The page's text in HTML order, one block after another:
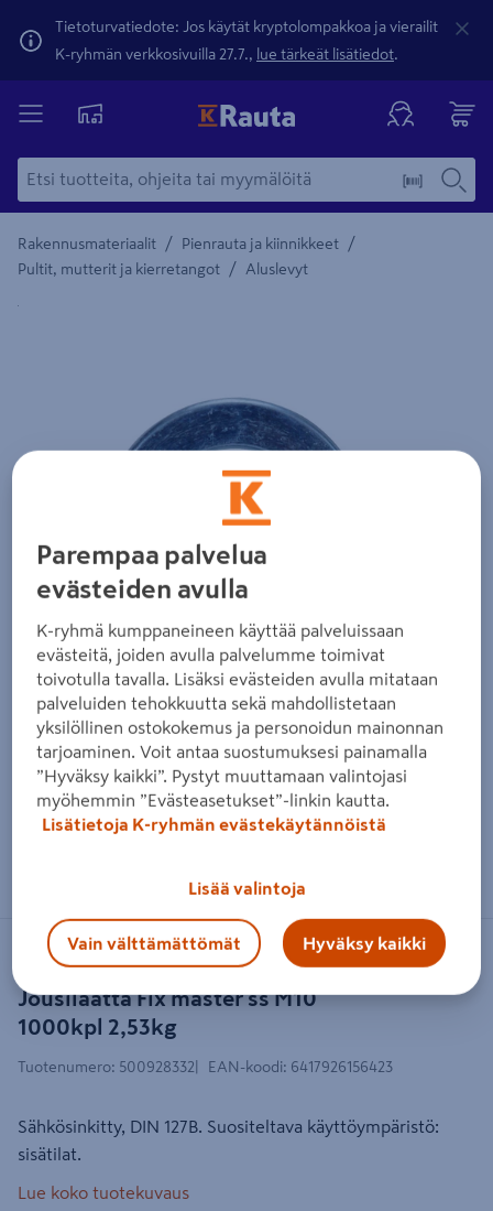
Tietoturvatiedote: Jos käytät kryptolompakkoa ja vierailit
K-ryhmän verkkosivuilla 27.7., lue tärkeät lisätiedot.
Rakennusmateriaalit / Pienrauta ja kiinnikkeet /
Pultit, mutterit ja kierretangot / Aluslevyt
Yksityiskohtainen kuvaus löytyy Tuotteen kuvaus -
Jousilaatta Fix master ss M10
1000kpl 2,53kg
FIX MASTER
Tuotenumero: 500928332 EAN-koodi: 6417926156423
Sähkösinkitty, DIN 127B. Suositeltava käyttöympäristö:
sisätilat.
Lue koko tuotekuvaus
Parempaa palvelua
evästeiden avulla
K-ryhmä kumppaneineen käyttää palveluissaan
evästeitä, joiden avulla palvelumme toimivat
toivotulla tavalla. Lisäksi evästeiden avulla mitataan
palveluiden tehokkuutta sekä mahdollistetaan
yksilöllinen ostokokemus ja personoidun mainonnan
tarjoaminen. Voit antaa suostumuksesi painamalla
”Hyväksy kaikki”. Pystyt muuttamaan valintojasi
myöhemmin ”Evästeasetukset”-linkin kautta.
Lisätietoja K-ryhmän evästekäytännöistä
Lisää valintoja
Vain välttämättömät Hyväksy kaikki